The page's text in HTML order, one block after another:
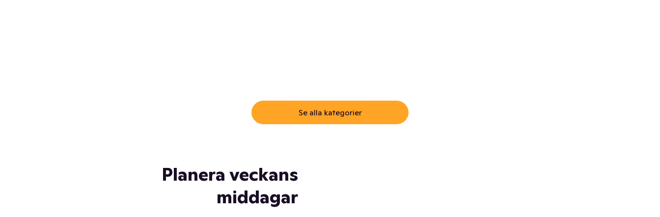
Se alla kategorier
Planera veckans
middagar